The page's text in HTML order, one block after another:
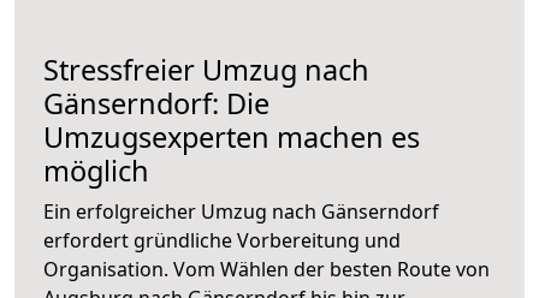
Stressfreier Umzug nach
Gänserndorf: Die
Umzugsexperten machen es
möglich
Ein erfolgreicher Umzug nach Gänserndorf
erfordert gründliche Vorbereitung und
Organisation. Vom Wählen der besten Route von